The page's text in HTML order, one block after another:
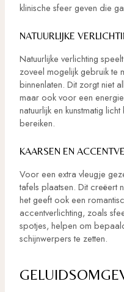
klinische sfeer geven die
NATUURLIJKE
Natuurlijke verlichting
zoveel mogelijk gebruik te
binnenlaten. Dit zorgt niet
maar ook voor een
natuurlijk en kunstmatig
bereiken.
KAARSEN EN
Voor een extra vleugje
tafels plaatsen. Dit creëert
het geeft ook een
accentverlichting, zoals
spotjes, helpen om
schijnwerpers te zetten.